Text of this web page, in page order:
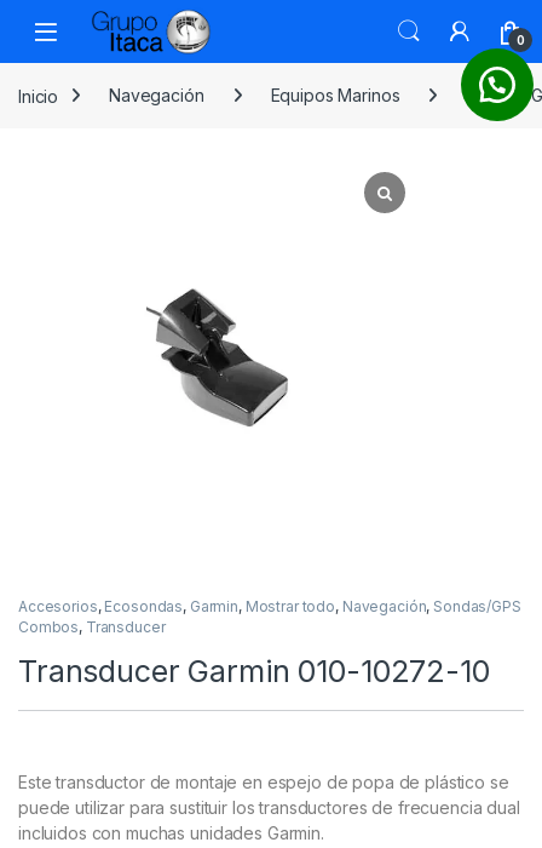
0
Inicio Navegación Equipos Marinos Sondas/
Accesorios, Ecosondas, Garmin, Mostrar todo, Navegación, Sondas/GPS
Combos, Transducer
Transducer Garmin 010-10272-10
Este transductor de montaje en espejo de popa de plástico se
puede utilizar para sustituir los transductores de frecuencia dual
incluidos con muchas unidades Garmin.